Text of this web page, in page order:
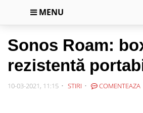
MENU
Sonos Roam:
rezistentă
10-03-2021, 11:15 STIRI COMENTEAZA